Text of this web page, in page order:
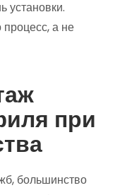
установки.
процесс, а не
при
большинство